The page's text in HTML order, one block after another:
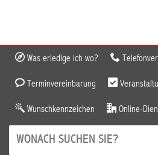
Was erledige ich wo?
Terminvereinbarung
Wunschkennzeichen Online-